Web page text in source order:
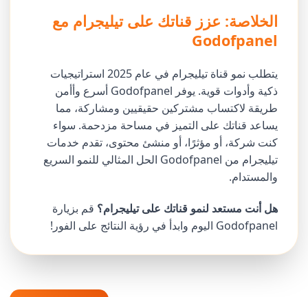
الخلاصة: عزز قناتك على تيليجرام مع
Godofpanel
يتطلب نمو قناة تيليجرام في عام 2025 استراتيجيات
ذكية وأدوات قوية. يوفر Godofpanel أسرع وأأمن
طريقة لاكتساب مشتركين حقيقيين ومشاركة، مما
يساعد قناتك على التميز في مساحة مزدحمة. سواء
كنت شركة، أو مؤثرًا، أو منشئ محتوى، تقدم خدمات
تيليجرام من Godofpanel الحل المثالي للنمو السريع
والمستدام.
هل أنت مستعد لنمو قناتك على تيليجرام؟ قم بزيارة
Godofpanel اليوم وابدأ في رؤية النتائج على الفور!